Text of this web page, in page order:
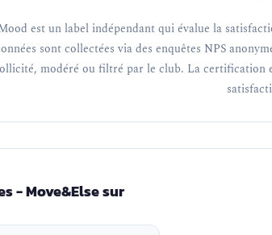
est un label indépendant qui évalue la
sont collectées via des enquêtes NPS
modéré ou filtré par le club. La certification
- Move&Else sur